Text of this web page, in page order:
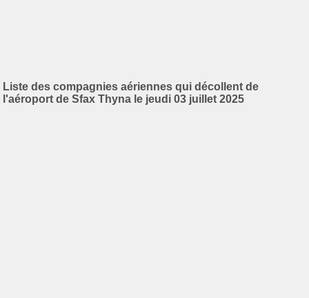
Liste des compagnies aériennes qui décollent de
l'aéroport de Sfax Thyna le jeudi 03 juillet 2025